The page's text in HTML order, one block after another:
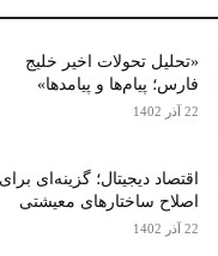
«تحلیل تحولات اخیر خلیج
فارس؛ پیام‌ها و پیامدها»
22 آذر 1402
اقتصاد دیجیتال؛ گزینه‌ای برای
اصلاح ساختارهای معیشتی
22 آذر 1402